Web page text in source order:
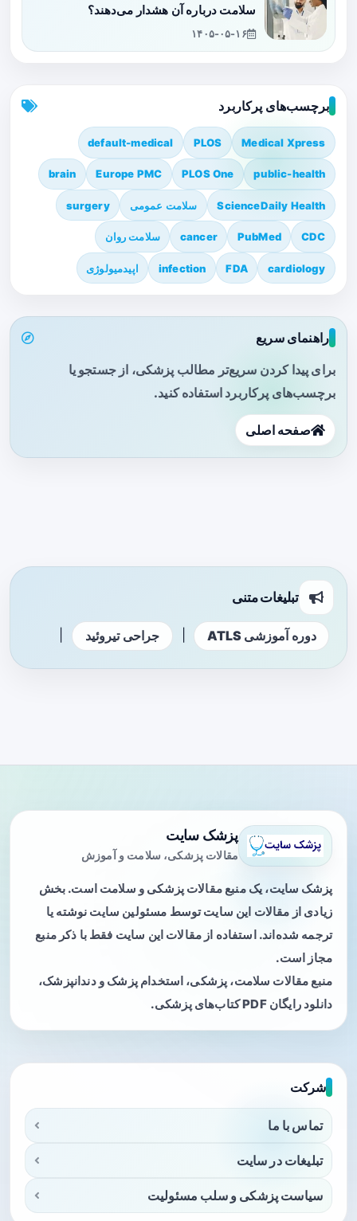
سلامت درباره آن هشدار می‌دهند؟
۱۴۰۵-۰۵-۱۶
برچسب‌های پرکاربرد
Medical Xpress
PLOS
default-medical
public-health
PLOS One
Europe PMC
brain
ScienceDaily Health سلامت عمومی surgery
CDC
PubMed
cancer سلامت روان
cardiology
FDA
infection اپیدمیولوژی
راهنمای سریع
برای پیدا کردن سریع‌تر مطالب پزشکی، از جستجو یا
برچسب‌های پرکاربرد استفاده کنید.
صفحه اصلی
تبلیغات متنی
دوره آموزشی ATLS جراحی تیروئید
پزشک سایت
مقالات پزشکی، سلامت و آموزش
پزشک سایت، یک منبع مقالات پزشکی و سلامت است. بخش
زیادی از مقالات این سایت توسط مسئولین سایت نوشته یا
ترجمه شده‌اند. استفاده از مقالات این سایت فقط با ذکر منبع
مجاز است.
منبع مقالات سلامت، پزشکی، استخدام پزشک و دندانپزشک،
دانلود رایگان PDF کتاب‌های پزشکی.
شرکت
تماس با ما
تبلیغات در سایت
سیاست پزشکی و سلب مسئولیت